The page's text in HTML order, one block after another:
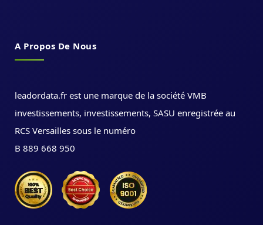
A Propos De Nous
leadordata.fr est une marque de la société VMB
investissements, investissements, SASU enregistrée au
RCS Versailles sous le numéro
B 889 668 950